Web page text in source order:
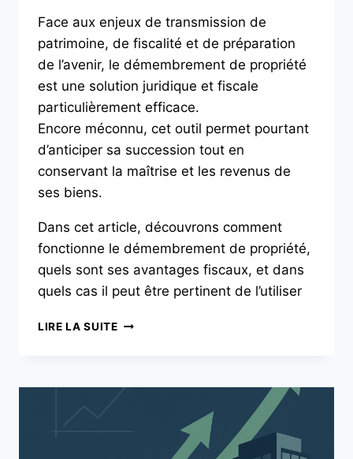
Face aux enjeux de transmission de
patrimoine, de fiscalité et de préparation
de l’avenir, le démembrement de propriété
est une solution juridique et fiscale
particulièrement efficace.
Encore méconnu, cet outil permet pourtant
d’anticiper sa succession tout en
conservant la maîtrise et les revenus de
ses biens.
Dans cet article, découvrons comment
fonctionne le démembrement de propriété,
quels sont ses avantages fiscaux, et dans
quels cas il peut être pertinent de l’utiliser
LIRE LA SUITE